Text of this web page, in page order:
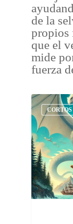
de la
propios
que el
mide
fuerza
CORTOS